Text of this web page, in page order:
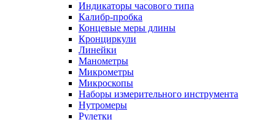
Индикаторы часового типа
Калибр-пробка
Концевые меры длины
Кронциркули
Линейки
Манометры
Микрометры
Микроскопы
Наборы измерительного инструмента
Нутромеры
Рулетки